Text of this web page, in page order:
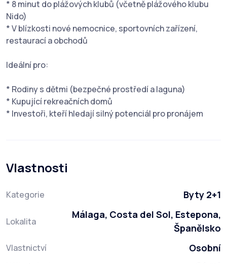
* 8 minut do plážových klubů (včetně plážového klubu
Nido)
* V blízkosti nové nemocnice, sportovních zařízení,
restaurací a obchodů
Ideální pro:
* Rodiny s dětmi (bezpečné prostředí a laguna)
* Kupující rekreačních domů
* Investoři, kteří hledají silný potenciál pro pronájem
Vlastnosti
Kategorie Byty 2+1
Lokalita
Málaga, Costa del Sol, Estepona,
Španělsko
Vlastnictví Osobní